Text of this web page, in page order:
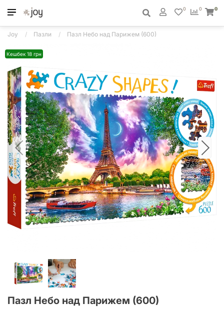
0
0 0
Joy Пазли Пазл Небо над Парижем (600)
Кешбек 18 грн
Пазл Небо над Парижем (600)